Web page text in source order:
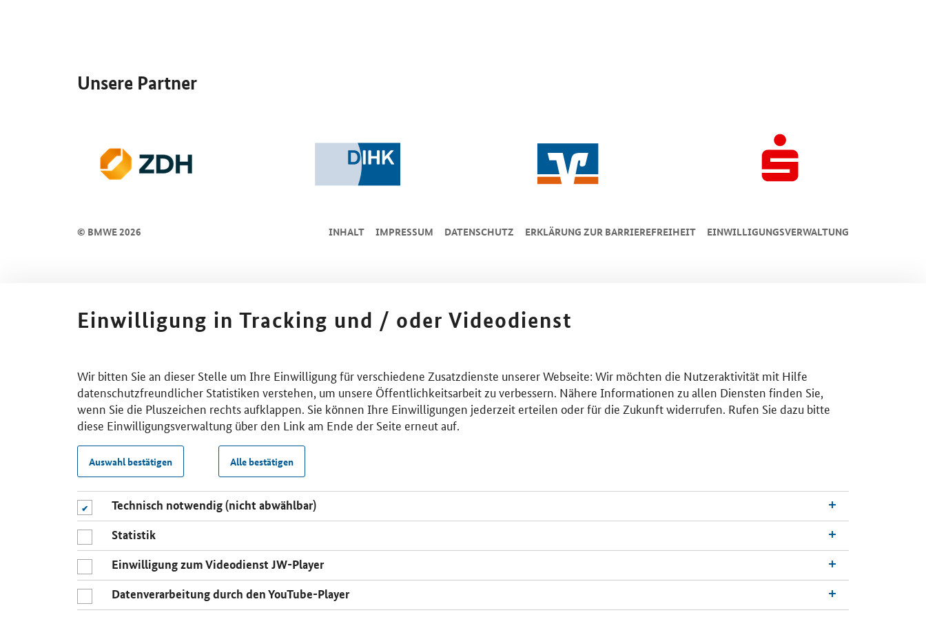
Unsere Partner
© BMWE 2026 INHALT IMPRESSUM DA­TEN­SCHUTZ ERKLÄRUNG ZUR BARRIEREFREIHEIT EINWILLIGUNGSVERWALTUNG
Einwilligung in Tracking und / oder Videodienst
Wir bitten Sie an dieser Stelle um Ihre Einwilligung für verschiedene Zusatzdienste unserer Webseite: Wir möchten die Nutzeraktivität mit Hilfe
datenschutzfreundlicher Statistiken verstehen, um unsere Öffentlichkeitsarbeit zu verbessern. Nähere Informationen zu allen Diensten finden Sie,
wenn Sie die Pluszeichen rechts aufklappen. Sie können Ihre Einwilligungen jederzeit erteilen oder für die Zukunft widerrufen. Rufen Sie dazu bitte
diese Einwilligungsverwaltung über den Link am Ende der Seite erneut auf.
Auswahl bestätigen Alle bestätigen
Technisch notwendig (nicht abwählbar)
Statistik
Einwilligung zum Videodienst JW-Player
Datenverarbeitung durch den YouTube-Player